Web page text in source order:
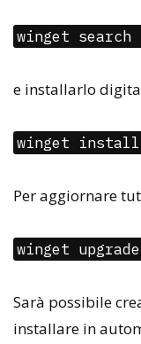
winget search
e installarlo
winget install
Per aggiornare
winget
Sarà possibile
installare in